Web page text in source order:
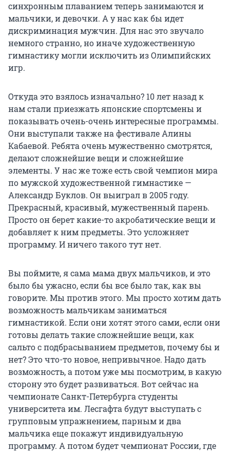
синхронным плаванием теперь занимаются и
мальчики, и девочки. А у нас как бы идет
дискриминация мужчин. Для нас это звучало
немного странно, но иначе художественную
гимнастику могли исключить из Олимпийских
игр.
Откуда это взялось изначально? 10 лет назад к
нам стали приезжать японские спортсмены и
показывать очень-очень интересные программы.
Они выступали также на фестивале Алины
Кабаевой. Ребята очень мужественно смотрятся,
делают сложнейшие вещи и сложнейшие
элементы. У нас же тоже есть свой чемпион мира
по мужской художественной гимнастике —
Александр Буклов. Он выиграл в 2005 году.
Прекрасный, красивый, мужественный парень.
Просто он берет какие-то акробатические вещи и
добавляет к ним предметы. Это усложняет
программу. И ничего такого тут нет.
Вы поймите, я сама мама двух мальчиков, и это
было бы ужасно, если бы все было так, как вы
говорите. Мы против этого. Мы просто хотим дать
возможность мальчикам заниматься
гимнастикой. Если они хотят этого сами, если они
готовы делать такие сложнейшие вещи, как
сальто с подбрасыванием предметов, почему бы и
нет? Это что-то новое, непривычное. Надо дать
возможность, а потом уже мы посмотрим, в какую
сторону это будет развиваться. Вот сейчас на
чемпионате Санкт-Петербурга студенты
университета им. Лесгафта будут выступать с
групповым упражнением, парным и два
мальчика еще покажут индивидуальную
программу. А потом будет чемпионат России, где